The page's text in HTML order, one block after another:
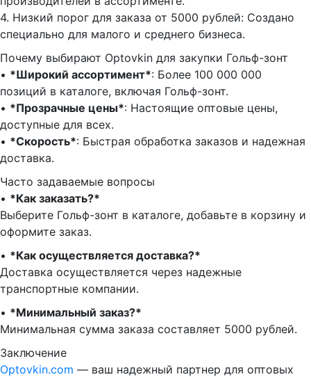
4.⁠ ⁠Низкий порог для заказа от 5000 рублей: Создано
специально для малого и среднего бизнеса.
Почему выбирают Optovkin для закупки Гольф-зонт
•⁠ ⁠ *Широкий ассортимент*: Более 100 000 000
позиций в каталоге, включая Гольф-зонт.
•⁠ ⁠ *Прозрачные цены*: Настоящие оптовые цены,
доступные для всех.
•⁠ ⁠ *Скорость*: Быстрая обработка заказов и надежная
доставка.
Часто задаваемые вопросы
•⁠ ⁠*Как заказать?*
Выберите Гольф-зонт в каталоге, добавьте в корзину и
оформите заказ.
•⁠ ⁠ *Как осуществляется доставка?*
Доставка осуществляется через надежные
транспортные компании.
•⁠ ⁠ *Минимальный заказ?*
Минимальная сумма заказа составляет 5000 рублей.
Заключение
Optovkin.com — ваш надежный партнер для оптовых